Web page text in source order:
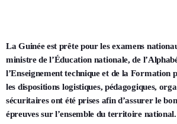
La Guinée est prête pour les examens
ministre de l’Éducation nationale, de
l’Enseignement technique et de la Formation
les dispositions logistiques, pédagogiques,
sécuritaires ont été prises afin d’assurer le
épreuves sur l’ensemble du territoire